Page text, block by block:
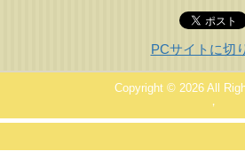
PCサイトに切
Copyright © 2026 All
，